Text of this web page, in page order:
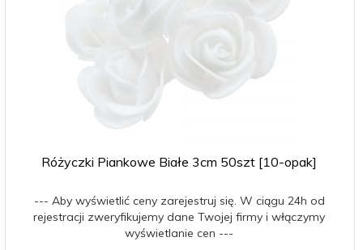
Różyczki Piankowe Białe 3cm 50szt [10-opak]
--- Aby wyświetlić ceny zarejestruj się. W ciągu 24h od
rejestracji zweryfikujemy dane Twojej firmy i włączymy
wyświetlanie cen ---